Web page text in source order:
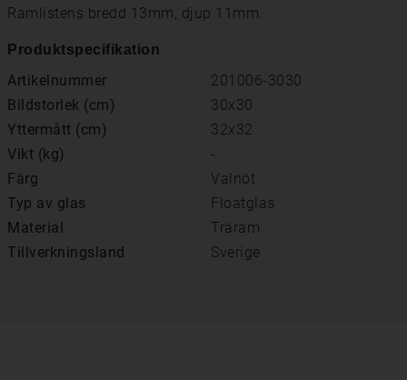
Ramlistens bredd 13mm, djup 11mm.
Produktspecifikation
Artikelnummer
201006-3030
Bildstorlek (cm)
30x30
Yttermått (cm)
32x32
Vikt (kg)
-
Färg
Valnöt
Typ av glas
Floatglas
Material
Träram
Tillverkningsland
Sverige